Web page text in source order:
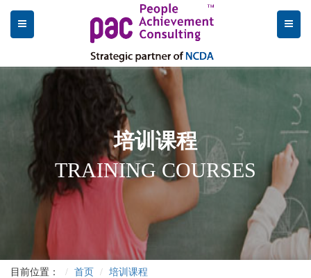
培训课程
TRAINING COURSES
目前位置： 首页
培训课程